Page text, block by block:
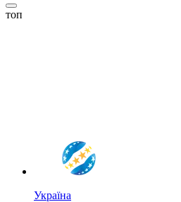
топ
Україна